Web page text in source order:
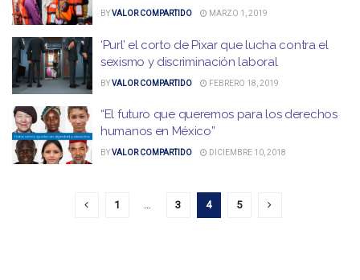
BYVALOR COMPARTIDO MARZO 1, 2019
‘Purl’ el corto de Pixar que lucha contra el
sexismo y discriminación laboral
BYVALOR COMPARTIDO FEBRERO 18, 2019
“El futuro que queremos para los derechos
humanos en México”
BYVALOR COMPARTIDO DICIEMBRE 10, 2018
1 3 4 5